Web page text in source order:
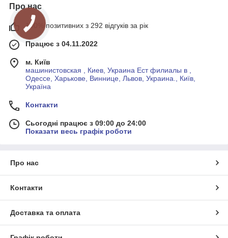
Про нас
100% позитивних з 292 відгуків за рік
Працює з 04.11.2022
м. Київ
машинистовская , Киев, Украина Ест филиалы в ,
Одессе, Харькове, Виннице, Львов, Украина., Київ,
Україна
Контакти
Сьогодні працює з 09:00 до 24:00
Показати весь графік роботи
Про нас
Контакти
Доставка та оплата